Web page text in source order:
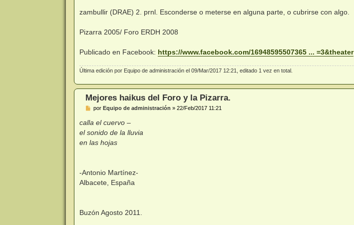
zambullir (DRAE) 2. prnl. Esconderse o meterse en alguna parte, o cubrirse con algo.
Pizarra 2005/ Foro ERDH 2008
Publicado en Facebook: https://www.facebook.com/16948595507365 ... =3&theater
Última edición por Equipo de administraciónel 09/Mar/2017 12:21, editado 1 vez en total.
Mejores haikus del Foro y la Pizarra.
M
n
a
j
e
por Equipo de administración » 22/Feb/2017 11:21
calla el cuervo –
el sonido de la lluvia
en las hojas
-Antonio Martínez-
Albacete, España
Buzón Agosto 2011.